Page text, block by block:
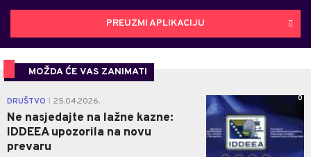
PREUZMI APLIKACIJU
MOŽDA ĆE VAS ZANIMATI
DRUŠTVO 25.04.2026.
Ne nasjedajte na lažne kazne:
IDDEEA upozorila na novu
prevaru
0